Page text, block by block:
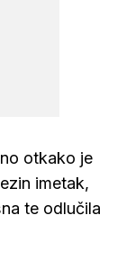
otkako je
imetak,
te odlučila